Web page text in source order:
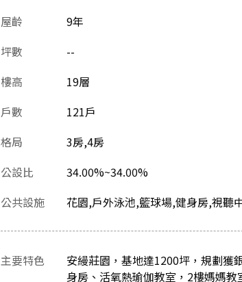
屋齡
9年
坪數
--
樓高
19層
戶數
121戶
格局
3房,4房
公設比
34.00%~34.00%
公共設施 花園,戶外泳池,籃球場,健身房,視聽
主要特色
安縵莊園，基地達1200坪，規劃獲
身房、活氧熱瑜伽教室，2樓媽媽